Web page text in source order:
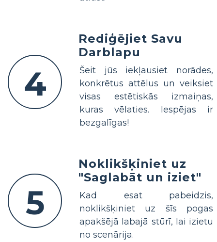
4
Rediģējiet Savu
Darblapu
Šeit jūs iekļausiet norādes,
konkrētus attēlus un veiksiet
visas estētiskās izmaiņas,
kuras vēlaties. Iespējas ir
bezgalīgas!
5
Noklikšķiniet uz
"Saglabāt un iziet"
Kad esat pabeidzis,
noklikšķiniet uz šīs pogas
apakšējā labajā stūrī, lai izietu
no scenārija.